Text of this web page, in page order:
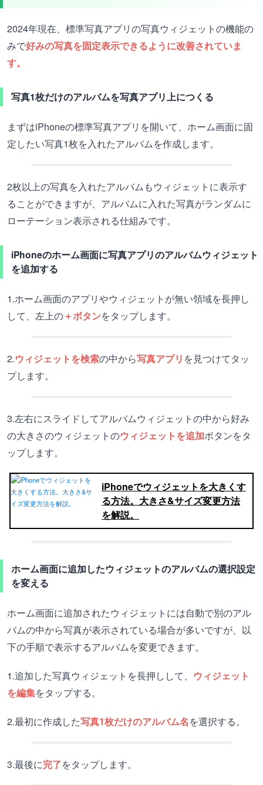
2024年現在、標準写真アプリの写真ウィジェットの機能の
みで好みの写真を固定表示できるように改善されていま
す。
写真1枚だけのアルバムを写真アプリ上につくる
まずはiPhoneの標準写真アプリを開いて、ホーム画面に固
定したい写真1枚を入れたアルバムを作成します。
2枚以上の写真を入れたアルバムもウィジェットに表示す
ることができますが、アルバムに入れた写真がランダムに
ローテーション表示される仕組みです。
iPhoneのホーム画面に写真アプリのアルバムウィジェット
を追加する
1.ホーム画面のアプリやウィジェットが無い領域を長押し
して、左上の＋ボタンをタップします。
2.ウィジェットを検索の中から写真アプリ を見つけてタッ
プします。
3.左右にスライドしてアルバムウィジェットの中から好み
の大きさのウィジェットのウィジェットを追加ボタンをタ
ップします。
iPhoneでウィジェットを大きくす
る方法。大きさ&サイズ変更方法
を解説。
ホーム画面に追加したウィジェットのアルバムの選択設定
を変える
ホーム画面に追加されたウィジェットには自動で別のアル
バムの中から写真が表示されている場合が多いですが、以
下の手順で表示するアルバムを変更できます。
1.追加した写真ウィジェットを長押しして、 ウィジェット
を編集をタップする。
2.最初に作成した写真1枚だけのアルバム名を選択する。
3.最後に完了をタップします。